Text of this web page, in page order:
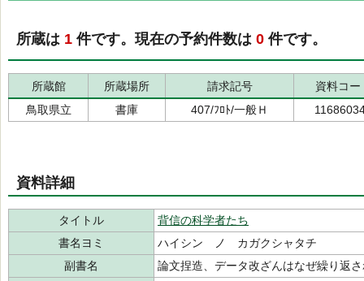
所蔵は 1 件です。現在の予約件数は 0 件です。
所蔵館 所蔵場所 請求記号
資料コー
鳥取県立
書庫 407/ﾌﾛﾄ/一般Ｈ
資料詳細
タイトル
背信の科学者たち
書名ヨミ
ハイシン ノ カガクシャタチ
副書名
論文捏造、データ改ざんはなぜ繰り返